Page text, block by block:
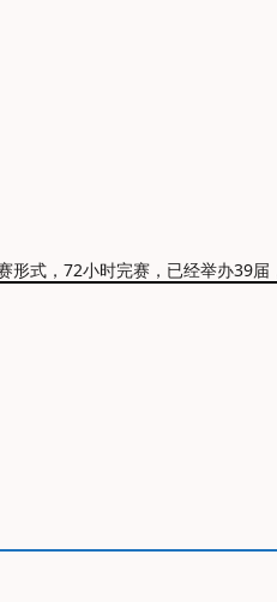
式，72小时完赛，已经举办39届